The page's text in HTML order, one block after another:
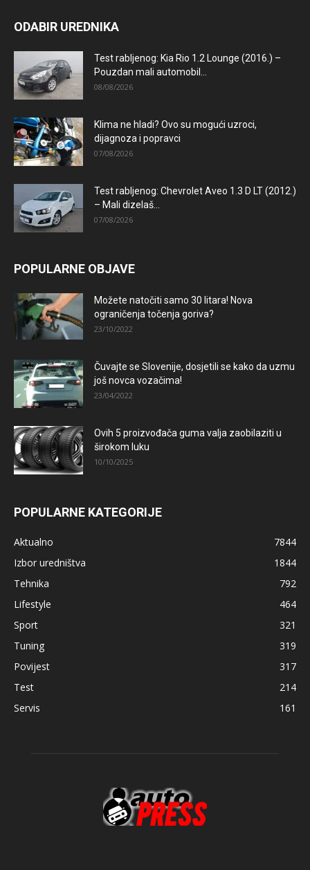
ODABIR UREDNIKA
Test rabljenog: Kia Rio 1.2 Lounge (2016.) –
Pouzdan mali automobil...
08/08/2026
Klima ne hladi? Ovo su mogući uzroci,
dijagnoza i popravci
07/08/2026
Test rabljenog: Chevrolet Aveo 1.3 D LT (2012.)
– Mali dizelaš...
07/08/2026
POPULARNE OBJAVE
Možete natočiti samo 30 litara! Nova
ograničenja točenja goriva?
23/10/2022
Čuvajte se Slovenije, dosjetili se kako da uzmu
još novca vozačima!
23/04/2022
Ovih 5 proizvođača guma valja zaobilaziti u
širokom luku
10/10/2025
POPULARNE KATEGORIJE
Aktualno
7844
Izbor uredništva
1844
Tehnika
792
Lifestyle
464
Sport
321
Tuning
319
Povijest
317
Test
214
Servis
161